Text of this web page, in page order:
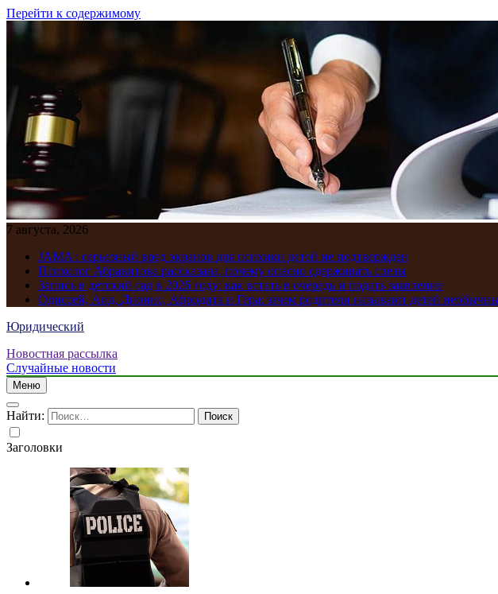
Перейти к содержимому
7 августа, 2026
JAMA : серьезный вред экранов для психики детей не подтвержден
Психолог Абравитова рассказала, почему опасно сдерживать слезы
Запись в детский сад в 2026 году: как встать в очередь и подать заявление
Одиссей, Аид, Дионис, Афродита и Гера: зачем родители называют детей
Юридический
Новостная рассылка
Случайные новости
Меню
Найти:
Заголовки